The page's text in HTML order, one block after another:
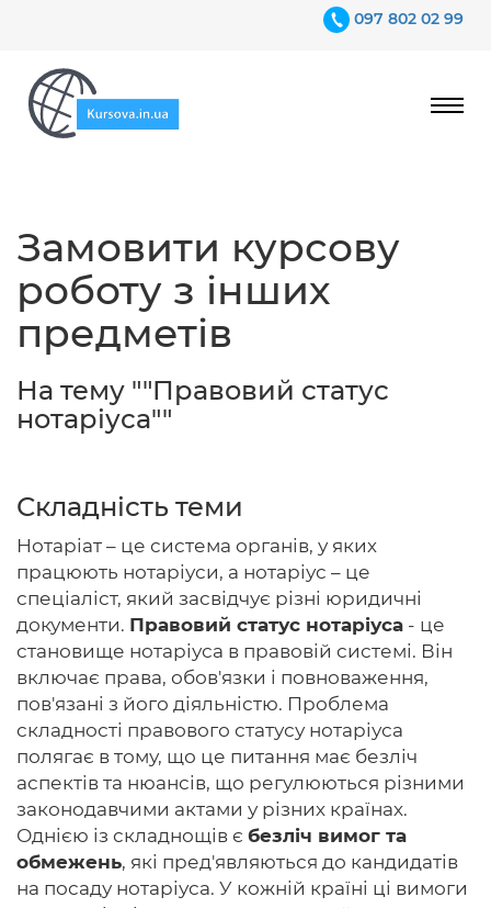
097 802 02 99
Замовити курсову
роботу з інших
предметів
На тему ""Правовий статус
нотаріуса""
Складність теми
Нотаріат – це система органів, у яких
працюють нотаріуси, а нотаріус – це
спеціаліст, який засвідчує різні юридичні
документи. Правовий статус нотаріуса - це
становище нотаріуса в правовій системі. Він
включає права, обов'язки і повноваження,
пов'язані з його діяльністю. Проблема
складності правового статусу нотаріуса
полягає в тому, що це питання має безліч
аспектів та нюансів, що регулюються різними
законодавчими актами у різних країнах.
Однією із складнощів є безліч вимог та
обмежень, які пред'являються до кандидатів
на посаду нотаріуса. У кожній країні ці вимоги
Гарантії
Відгуки
Контакти
Головна
Авторам
Умови
Вхiд